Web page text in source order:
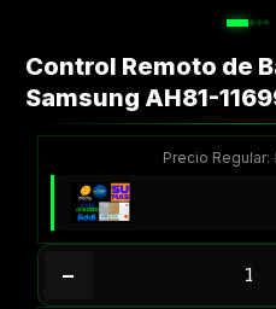
Control Remoto de
Samsung AH81-
Precio Regular:
−